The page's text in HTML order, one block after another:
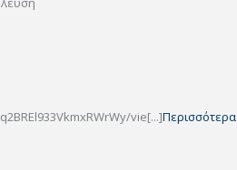
vie[...]Περισσότερα